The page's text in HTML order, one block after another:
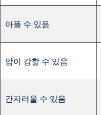
아플 수 있음
압이 강할 수 있음
간지러울 수 있음